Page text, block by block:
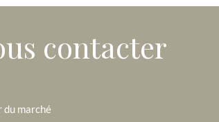
contacter
du marché